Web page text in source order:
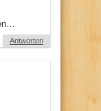
Antworten